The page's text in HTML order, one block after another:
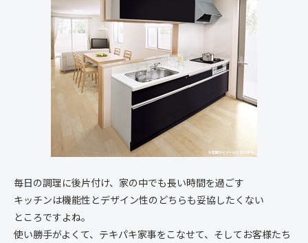
毎日の調理に後片付け、家の中でも長い時間を過ごす
キッチンは機能性とデザイン性のどちらも妥協したくない
ところですよね。
使い勝手がよくて、テキパキ家事をこなせて、そしてお客様たち